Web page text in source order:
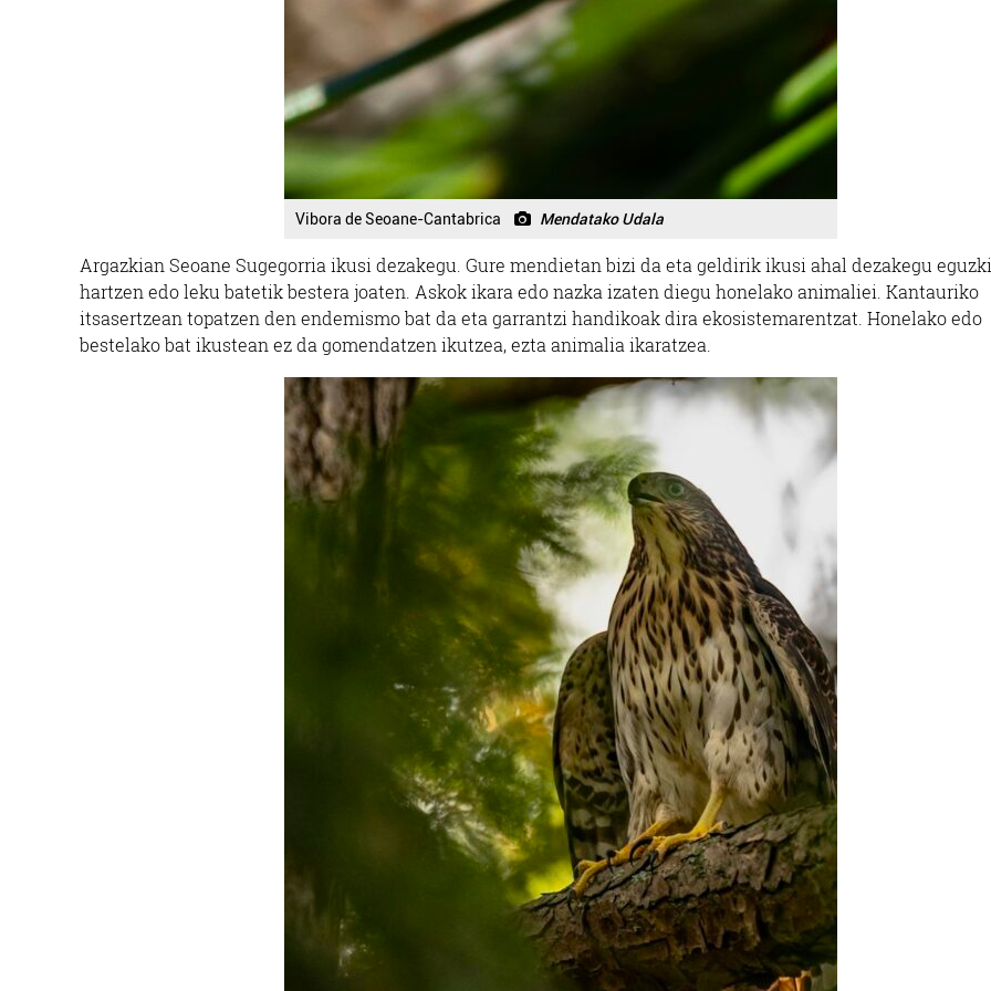
Vibora de Seoane-Cantabrica Mendatako Udala
Argazkian Seoane Sugegorria ikusi dezakegu. Gure mendietan bizi da eta geldirik ikusi ahal dezakegu
hartzen edo leku batetik bestera joaten. Askok ikara edo nazka izaten diegu honelako animaliei. Kantauriko
itsasertzean topatzen den endemismo bat da eta garrantzi handikoak dira ekosistemarentzat. Honelako edo
bestelako bat ikustean ez da gomendatzen ikutzea, ezta animalia ikaratzea.